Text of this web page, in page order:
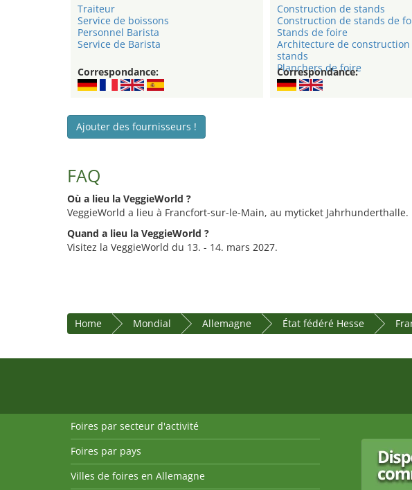
Traiteur
Service de boissons
Personnel Barista
Service de Barista
Correspondance:
Construction de stands
Construction de stands de
Stands de foire
Architecture de construction
stands
Planchers de foire
Correspondance:
Ajouter des fournisseurs !
FAQ
Où a lieu la VeggieWorld ?
VeggieWorld a lieu à Francfort-sur-le-Main, au myticket Jahrhunderthalle.
Quand a lieu la VeggieWorld ?
Visitez la VeggieWorld du 13. - 14. mars 2027.
Home Mondial Allemagne État fédéré Hesse
Foires par secteur d'activité
Foires par pays
Villes de foires en Allemagne